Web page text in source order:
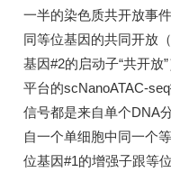
一半的染色质共开放事
同等位基因的共同开放
基因#2的启动子“共开放
平台的scNanoATAC-
信号都是来自单个DNA
自一个单细胞中同一个
位基因#1的增强子跟等